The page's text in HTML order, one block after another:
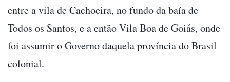
entre a vila de Cachoeira, no fundo da baía de
Todos os Santos, e a então Vila Boa de Goiás, onde
foi assumir o Governo daquela província do Brasil
colonial.